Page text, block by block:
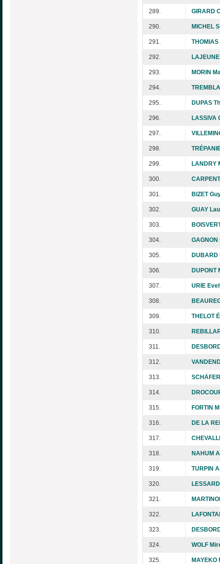
289. GIRARD
290. MICHEL
291.
292.
293. MORIN
294.
295. DUPAS
296. LASSIVA
297.
298.
299. LANDRY
300.
301. BIZET
302. GUAY
303.
304. GAGNON
305. DUBARD
306. DUPONT
307. URIE
308.
309. THELOT
310.
311.
312.
313.
314.
315. FORTIN
316. DE LA
317.
318. NAHUM
319. TURPIN
320.
321.
322.
323.
324. WOLF
325. MAYEKO